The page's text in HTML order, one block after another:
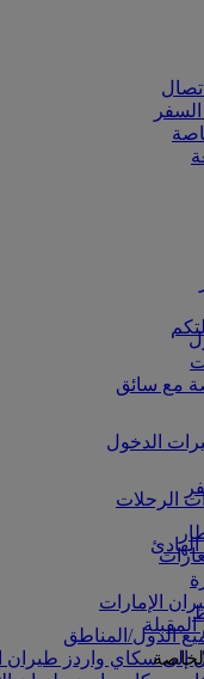
مع سائق
الدخول
الرحلات
الدول/المناطق
الإمارات
إلى سكاي واردز طيران